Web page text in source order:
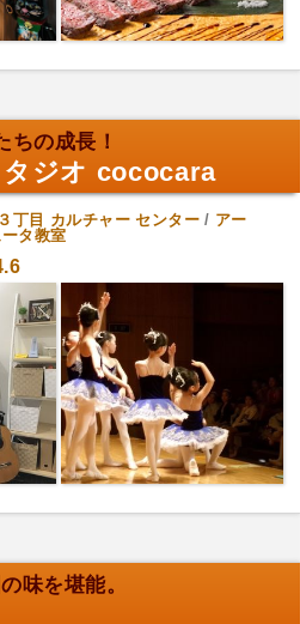
ちの成長！
ジオ cococara
丁目 カルチャー センター/ アー
タ教室
味を堪能。